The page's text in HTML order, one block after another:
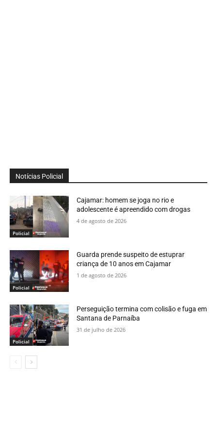
Notícias Policial
Policial
Cajamar: homem se joga no rio e
adolescente é apreendido com drogas
4 de agosto de 2026
Policial
Guarda prende suspeito de estuprar
criança de 10 anos em Cajamar
1 de agosto de 2026
Policial
Perseguição termina com colisão e fuga em
Santana de Parnaíba
31 de julho de 2026